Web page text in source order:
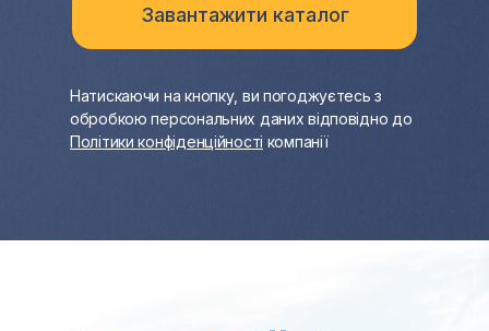
Натискаючи на кнопку, ви погоджуєтесь з
обробкою персональних даних відповідно до
Політики конфіденційності компанії